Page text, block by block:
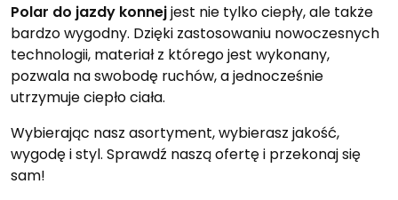
Polar do jazdy konnejjest nie tylko ciepły, ale także
bardzo wygodny. Dzięki zastosowaniu nowoczesnych
technologii, materiał z którego jest wykonany,
pozwala na swobodę ruchów, a jednocześnie
utrzymuje ciepło ciała.
Wybierając nasz asortyment, wybierasz jakość,
wygodę i styl. Sprawdź naszą ofertę i przekonaj się
sam!